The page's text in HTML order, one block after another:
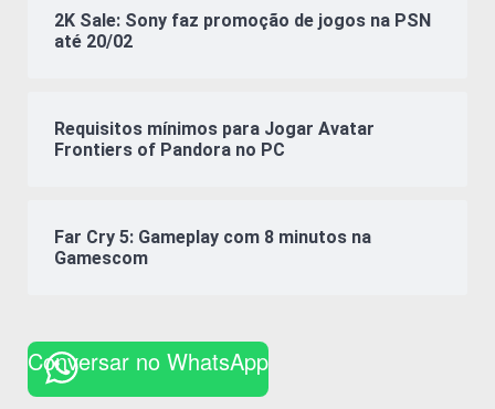
2K Sale: Sony faz promoção de jogos na PSN
até 20/02
Requisitos mínimos para Jogar Avatar
Frontiers of Pandora no PC
Far Cry 5: Gameplay com 8 minutos na
Gamescom
Conversar no WhatsApp